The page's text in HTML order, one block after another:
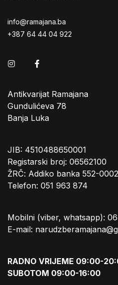
info@ramajana.ba
+387 64 44 04 922
Instagram
Antikvarijat Ramajana
Gundulićeva 78
Banja Luka
JIB: 4510488650001
Registarski broj: 06562100
ŽRČ: Addiko banka 552-
Telefon: 051 963 874
Mobilni (viber, whatsapp):
E-mail:
RADNO VRIJEME 09:00-
SUBOTOM 09:00-16:00